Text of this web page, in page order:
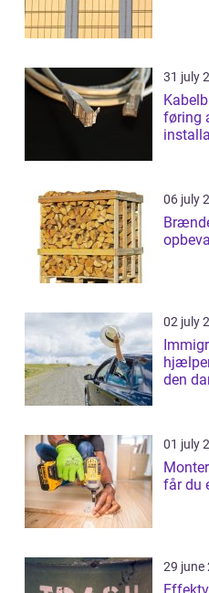
31 july
Kabelbakker
føring
06 july
Brændetårn
02 july
den
01 july
får du
29 june